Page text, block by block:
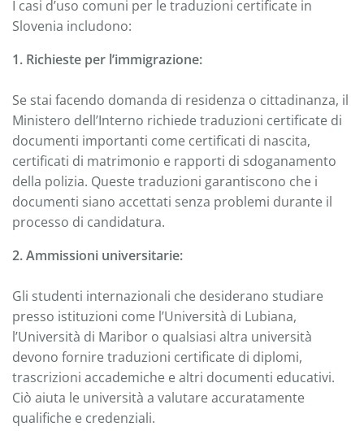
I casi d’uso comuni per le traduzioni certificate in
Slovenia includono:
1. Richieste per l’immigrazione:
Se stai facendo domanda di residenza o cittadinanza, il
Ministero dell’Interno richiede traduzioni certificate di
documenti importanti come certificati di nascita,
certificati di matrimonio e rapporti di sdoganamento
della polizia. Queste traduzioni garantiscono che i
documenti siano accettati senza problemi durante il
processo di candidatura.
2. Ammissioni universitarie:
Gli studenti internazionali che desiderano studiare
presso istituzioni come l’Università di Lubiana,
l’Università di Maribor o qualsiasi altra università
devono fornire traduzioni certificate di diplomi,
trascrizioni accademiche e altri documenti educativi.
Ciò aiuta le università a valutare accuratamente
qualifiche e credenziali.